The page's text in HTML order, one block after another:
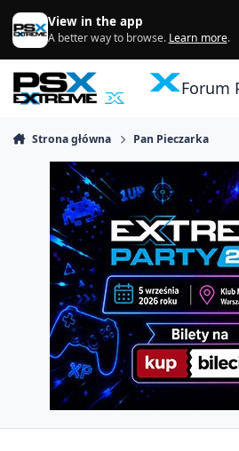
Skocz do zawartości
View in the app
A better way to browse. Learn more.
Forum
Strona główna Pan Pieczarka